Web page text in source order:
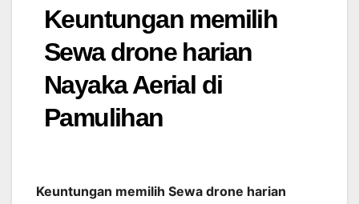
Keuntungan memilih
Sewa drone harian
Nayaka Aerial di
Pamulihan
Keuntungan memilih Sewa drone harian